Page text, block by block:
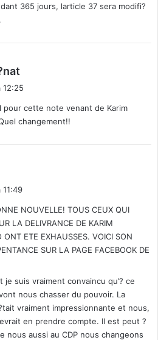
365 jours, larticle 37 sera modifi?
:
12:25
pour cette note venant de Karim
changement!!
NOUVELLE! TOUS CEUX QUI
LA DELIVRANCE DE KARIM
ONT ETE EXHAUSSES. VOICI SON
SUR LA PAGE FACEBOOK DE
je suis vraiment convaincu qu’? ce
nous chasser du pouvoir. La
vraiment impressionnante et nous,
en prendre compte. Il est peut ?
nous aussi au CDP nous changeons